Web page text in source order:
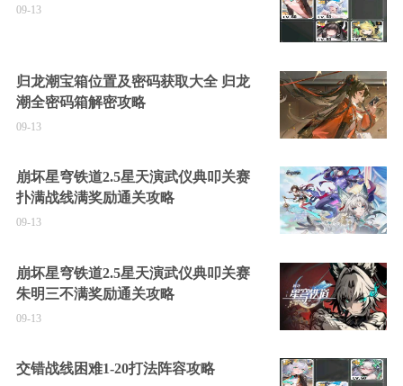
09-13
归龙潮宝箱位置及密码获取大全 归龙
潮全密码箱解密攻略
09-13
崩坏星穹铁道2.5星天演武仪典叩关赛
扑满战线满奖励通关攻略
09-13
崩坏星穹铁道2.5星天演武仪典叩关赛
朱明三不满奖励通关攻略
09-13
交错战线困难1-20打法阵容攻略